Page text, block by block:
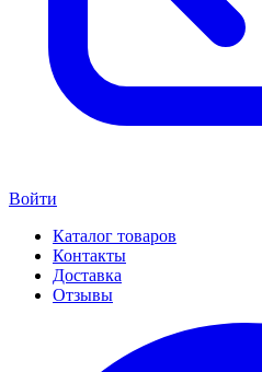
Войти
Каталог товаров
Контакты
Доставка
Отзывы